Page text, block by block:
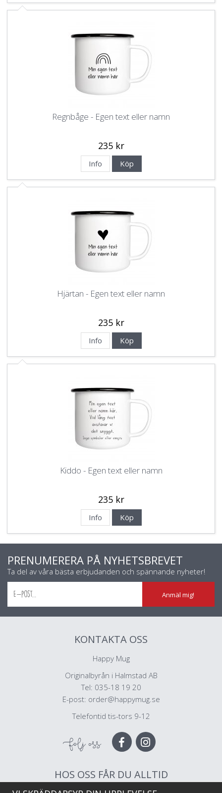
Regnbåge - Egen text eller namn
235 kr
Info Köp
Hjärtan - Egen text eller namn
235 kr
Info Köp
Kiddo - Egen text eller namn
235 kr
Info Köp
PRENUMERERA PÅ NYHETSBREVET
Ta del av våra bästa erbjudanden och spännande nyheter!
Anmäl mig!
KONTAKTA OSS
Happy Mug
Originalbyrån i Halmstad AB
Tel: 035-18 19 20
E-post: order@happymug.se
Telefontid tis-tors 9-12
Följ oss
HOS OSS FÅR DU ALLTID